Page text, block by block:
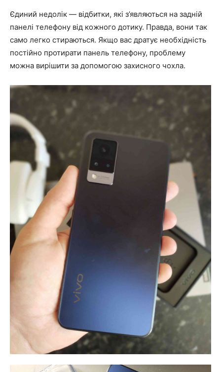
Єдиний недолік — відбитки, які з’являються на задній
панелі телефону від кожного дотику. Правда, вони так
само легко стираються. Якщо вас дратує необхідність
постійно протирати панель телефону, проблему
можна вирішити за допомогою захисного чохла.